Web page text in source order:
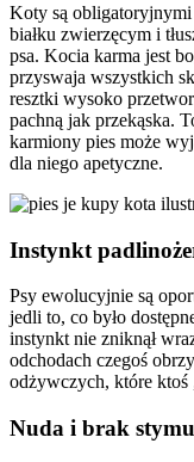
Koty są obligatoryjnymi
białku zwierzęcym i
psa. Kocia karma jest
przyswaja wszystkich
resztki wysoko
pachną jak przekąska.
karmiony pies może
dla niego apetyczne.
Instynkt
Psy ewolucyjnie są
jedli to, co było
instynkt nie zniknął
odchodach czegoś
odżywczych, które ktoś
Nuda i brak